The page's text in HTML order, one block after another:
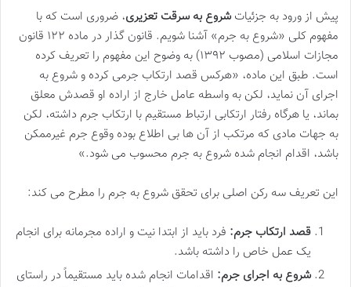
پیش از ورود به جزئیاتشروع به سرقت تعزیری، ضروری است که با
مفهوم کلی «شروع به جرم» آشنا شویم. قانون گذار در ماده ۱۲۲ قانون
مجازات اسلامی (مصوب ۱۳۹۲) به وضوح این مفهوم را تعریف کرده
است. طبق این ماده، «هرکس قصد ارتکاب جرمی کرده و شروع به
اجرای آن نماید، لکن به واسطه عامل خارج از اراده او قصدش معلق
بماند، یا هرگاه رفتار ارتکابی ارتباط مستقیم با ارتکاب جرم داشته، لکن
به جهات مادی که مرتکب از آن ها بی اطلاع بوده وقوع جرم غیرممکن
باشد، اقدام انجام شده شروع به جرم محسوب می شود.»
این تعریف سه رکن اصلی برای تحقق شروع به جرم را مطرح می کند:
قصد ارتکاب جرم: فرد باید از ابتدا نیت و اراده مجرمانه برای انجام
یک عمل خاص را داشته باشد.
شروع به اجرای جرم: اقدامات انجام شده باید مستقیماً در راستای